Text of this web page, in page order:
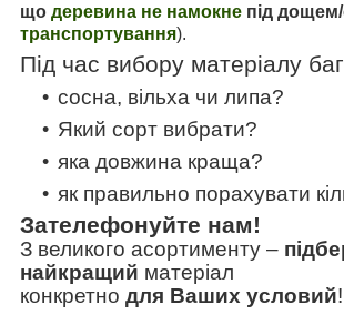
що деревина не намокне під дощем/
транспортування).
Під час вибору матеріалу
сосна, вільха чи липа?
Який сорт вибрати?
яка довжина краща?
як правильно порахувати
Зателефонуйте нам!
З великого асортименту –
найкращий матеріал
конкретно для Ваших условий!